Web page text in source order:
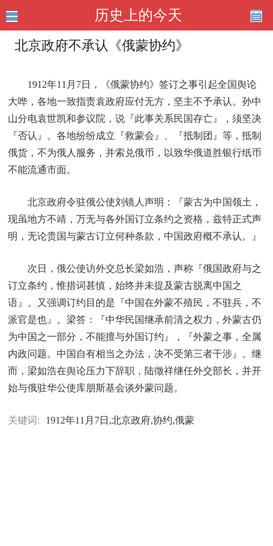
历史上的今天
北京政府不承认《俄蒙协约》
1912年11月7日，《俄蒙协约》签订之事引起全国舆论
大哗，各地一致指责袁政府应付无方，坚主不予承认。孙中
山分电袁世凯和参议院，说『此事关系民国存亡』，须坚决
『否认』。各地纷纷成立『救蒙会』、『抵制团』等，抵制
俄货，不为俄人服务，并索兑俄币，以致华俄道胜银行纸币
不能流通市面。
北京政府令驻俄公使刘镜人声明：『蒙古为中国领土，
现虽地方不靖，万无与各外国订立条约之资格，兹特正式声
明，无论贵国与蒙古订立何种条款，中国政府概不承认。』
次日，俄公使访外交总长梁如浩，声称『俄国政府与之
订立条约，惟措词甚慎，始终并未提及蒙古脱离中国之
语』。又强调订约目的是『中国在外蒙不殖民，不驻兵，不
派官是也』。梁答：『中华民国继承前清之权力，外蒙古仍
为中国之一部分，不能擅与外国订约』，『外蒙之事，全属
内政问题。中国自有相当之办法，决不受第三者干涉』。继
而，梁如浩在舆论压力下辞职，陆徵祥继任外交部长，并开
始与俄驻华公使库朋斯基会谈外蒙问题。
关键词: 1912年11月7日,北京政府,协约,俄蒙